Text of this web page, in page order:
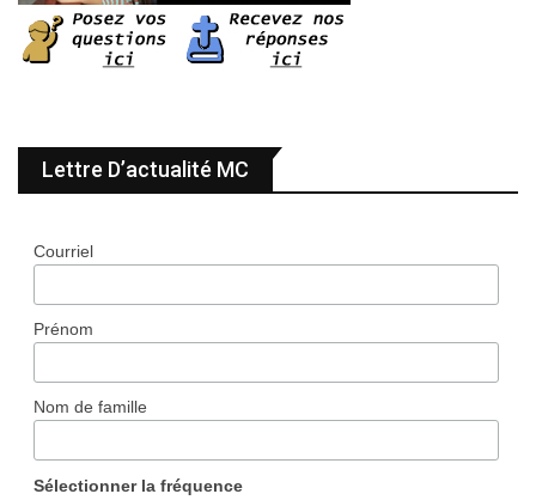
Lettre D’actualité MC
Courriel
Prénom
Nom de famille
Sélectionner la fréquence